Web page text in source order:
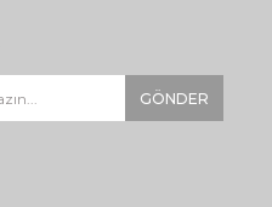
GÖNDER